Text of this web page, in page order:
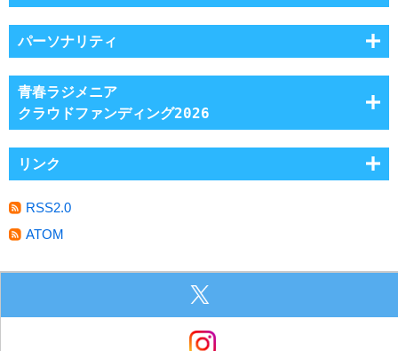
パーソナリティ
青春ラジメニア
クラウドファンディング2026
リンク
RSS2.0
ATOM